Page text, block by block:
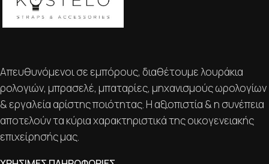
Απευθυνόμενοι σε εμπόρους, διαθέτουμε λουράκια
ρολογιών, μπρασελέ, μπαταρίες, μηχανισμούς ωρολογίων
& εργαλεία αρίστης ποιότητας. Η αξιοπιστία & η συνέπεια
αποτελούν τα κύρια χαρακτηριστικά της οικογενειακής
επιχείρησής μας.